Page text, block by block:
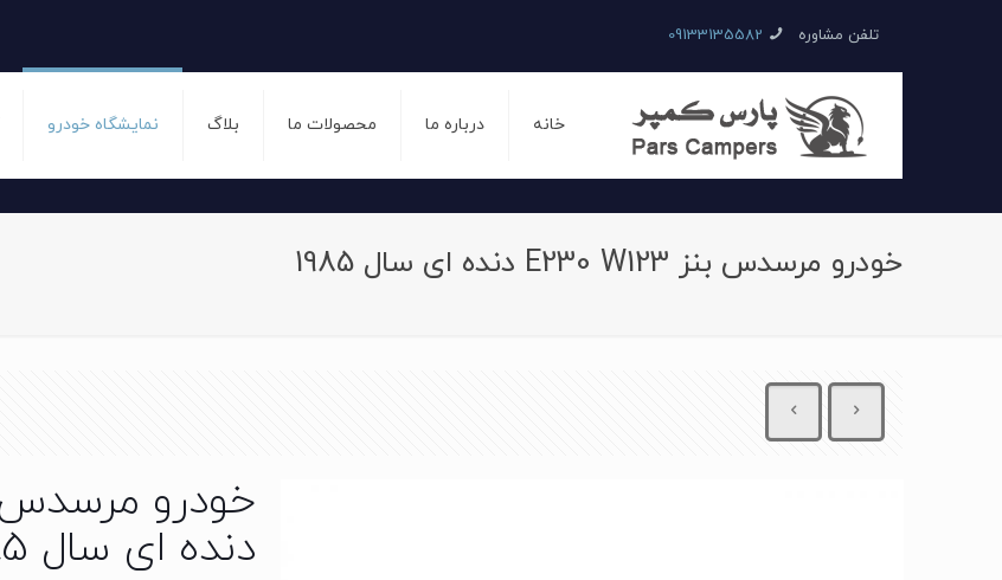
تلفن مشاوره 09133135582
خانه درباره ما محصولات ما بلاگ نمایشگاه خودرو
خودرو مرسدس بنز E230 W123 دنده ای سال 1985
دنده ای سال 1985